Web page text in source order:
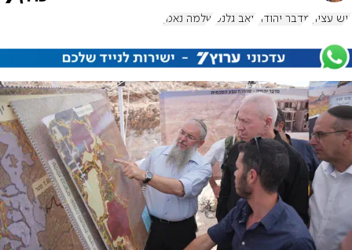
גוש עציון מדבר יהודה יואב גלנט שלמה נאמן